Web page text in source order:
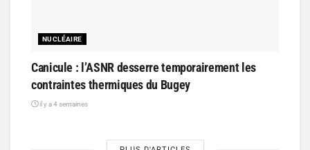
NUCLÉAIRE
Canicule : l’ASNR desserre temporairement les
contraintes thermiques du Bugey
il y a 4 semaines